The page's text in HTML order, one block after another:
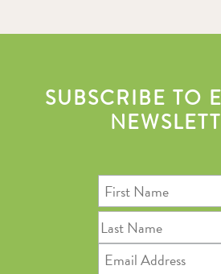
SUBSCRIBE TO